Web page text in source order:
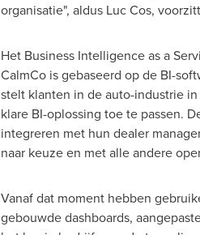
organisatie", aldus Luc Cos,
Het Business Intelligence as a
CalmCo is gebaseerd op de BI-
stelt klanten in de auto-industrie
klare BI-oplossing toe te passen.
integreren met hun dealer
naar keuze en met alle andere
Vanaf dat moment hebben
gebouwde dashboards,